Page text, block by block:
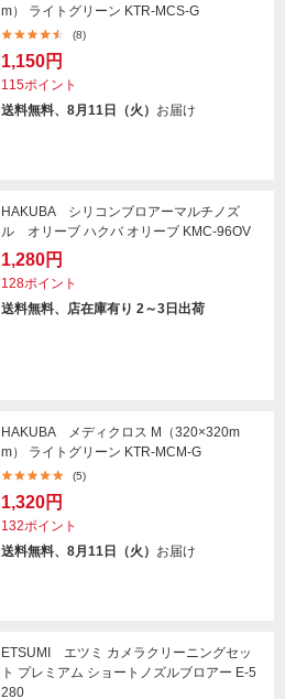
m） ライトグリーン KTR-MCS-G
(8)
1,150円
115ポイント
送料無料、8月11日（火） お届け
HAKUBA シリコンブロアーマルチノズ
ル オリーブ ハクバ オリーブ KMC-96OV
1,280円
128ポイント
送料無料、店在庫有り 2～3日出荷
HAKUBA メディクロス M（320×320m
m） ライトグリーン KTR-MCM-G
(5)
1,320円
132ポイント
送料無料、8月11日（火） お届け
ETSUMI エツミ カメラクリーニングセッ
ト プレミアム ショートノズルブロアー E-5
280